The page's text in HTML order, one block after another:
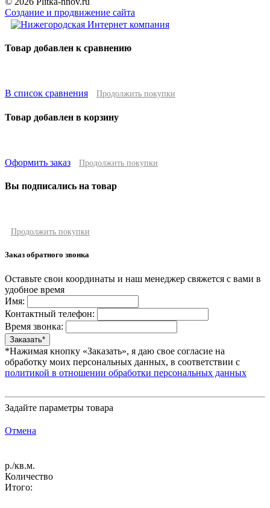
Создание и продвижение сайта
Товар добавлен к сравнению
В список сравнения Продолжить покупки
Товар добавлен в корзину
Оформить заказ Продолжить покупки
Вы подписались на товар
Продолжить покупки
Заказ обратного звонка
Оставьте свои координаты и наш менеджер свяжется с вами в
удобное время
Имя:
Контактный телефон:
Время звонка:
*Нажимая кнопку «Заказать», я даю свое согласие на
обработку моих персональных данных, в соответствии с
политикой в отношении обработки персональных данных
Задайте параметры товара
Отмена
р./кв.м.
Количество
Итого: